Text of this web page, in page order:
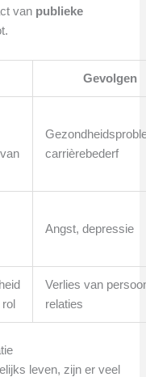
van publieke
Gevolgen
carrièrebederf
Angst, depressie
Verlies van
relaties
leven, zijn er veel